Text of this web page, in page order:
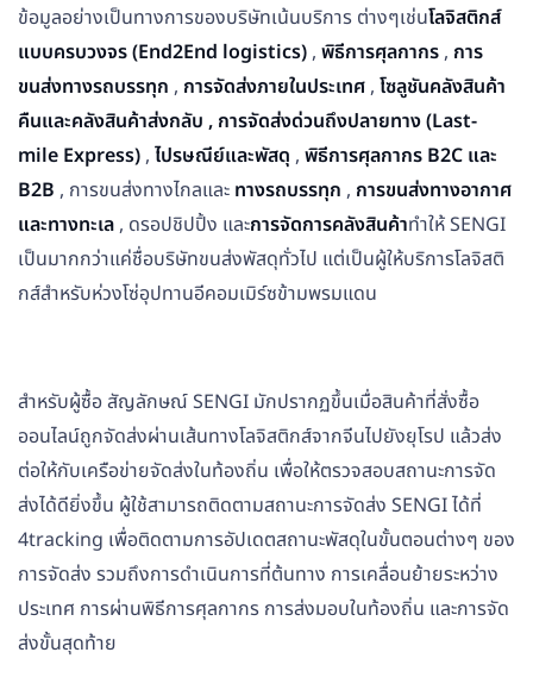
ข้อมูลอย่างเป็นทางการของบริษัทเน้นบริการ ต่างๆเช่นโลจิสติกส์
แบบครบวงจร (End2End logistics), พิธีการศุลกากร, การ
ขนส่งทางรถบรรทุก , การจัดส่งภายในประเทศ, โซลูชันคลังสินค้า
คืนและคลังสินค้าส่งกลับ , การจัดส่งด่วนถึงปลายทาง(Last-
mile Express), ไปรษณีย์และพัสดุ , พิธีการศุลกากร B2C และ
B2B , การขนส่งทางไกลและ ทางรถบรรทุก , การขนส่งทางอากาศ
และทางทะเล, ดรอปชิปปิ้ง และการจัดการคลังสินค้าทำให้ SENGI
เป็นมากกว่าแค่ชื่อบริษัทขนส่งพัสดุทั่วไป แต่เป็นผู้ให้บริการโลจิสติ
กส์สำหรับห่วงโซ่อุปทานอีคอมเมิร์ซข้ามพรมแดน
สำหรับผู้ซื้อ สัญลักษณ์ SENGI มักปรากฏขึ้นเมื่อสินค้าที่สั่งซื้อ
ออนไลน์ถูกจัดส่งผ่านเส้นทางโลจิสติกส์จากจีนไปยังยุโรป แล้วส่ง
ต่อให้กับเครือข่ายจัดส่งในท้องถิ่น เพื่อให้ตรวจสอบสถานะการจัด
ส่งได้ดียิ่งขึ้น ผู้ใช้สามารถติดตามสถานะการจัดส่ง SENGI ได้ที่
4tracking เพื่อติดตามการอัปเดตสถานะพัสดุในขั้นตอนต่างๆ ของ
การจัดส่ง รวมถึงการดำเนินการที่ต้นทาง การเคลื่อนย้ายระหว่าง
ประเทศ การผ่านพิธีการศุลกากร การส่งมอบในท้องถิ่น และการจัด
ส่งขั้นสุดท้าย